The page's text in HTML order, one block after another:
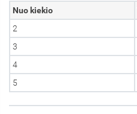
Nuo kiekio
2
3
4
5